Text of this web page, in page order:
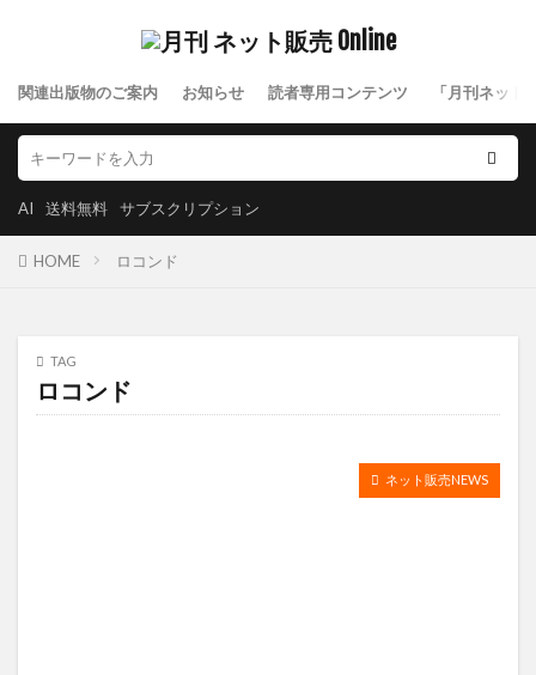
関連出版物のご案内 お知らせ 読者専用コンテンツ 「月刊ネット
AI 送料無料 サブスクリプション
HOME ロコンド
TAG
ロコンド
ネット販売NEWS